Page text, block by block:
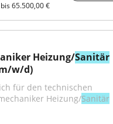
65.500,00 €
Heizung/Sanitär
w/d)
für den technischen
Heizung/Sanitär